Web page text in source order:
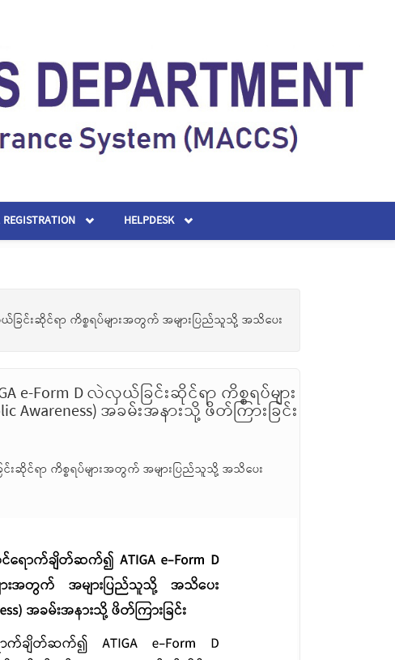
HELPDESK
ယ်ခြင်းဆိုင်ရာ ကိစ္စရပ်များအတွက် အများပြည်သူသို့ အသိပေး
e-Form D လဲလှယ်ခြင်းဆိုင်ရာ ကိစ္စရပ်များ
အခမ်းအနားသို့ ဖိတ်ကြားခြင်း
င်းဆိုင်ရာ ကိစ္စရပ်များအတွက် အများပြည်သူသို့ အသိပေး